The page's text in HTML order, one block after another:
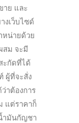
าย และ
งเว็บไซด์
น่ายด้วย
ม จะมี
ะกัดที่ได้
ผู้ที่จะสั่ง
าต้องการ
แต่ราคาก็
ำมันกัญชา